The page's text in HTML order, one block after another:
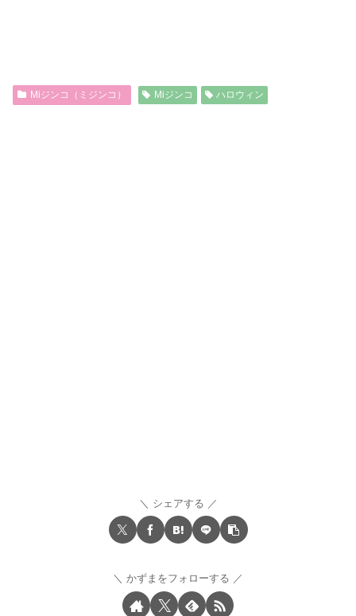
Miジンコ（ミジンコ） Miジンコ ハロウィン
シェアする
かずまをフォローする